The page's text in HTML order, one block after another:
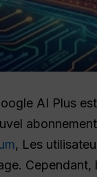
AI Plus
, Les
Cependant,